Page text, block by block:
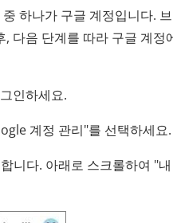
하나가 구글 계정입니다.
다음 단계를 따라 구글 계정
인하세요.
계정 관리"를 선택하세요.
니다. 아래로 스크롤하여 "